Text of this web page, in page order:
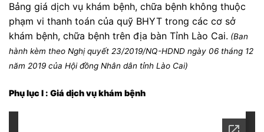
Bảng giá dịch vụ khám bệnh, chữa bệnh không thuộc
phạm vi thanh toán của quỹ BHYT trong các cơ sở
khám bệnh, chữa bệnh trên địa bàn Tỉnh Lào Cai. (Ban
hành kèm theo Nghị quyết 23/2019/NQ-HDND ngày 06 tháng 12
năm 2019 của Hội đồng Nhân dân tỉnh Lào Cai)
Phụ lục I : Giá dịch vụ khám bệnh